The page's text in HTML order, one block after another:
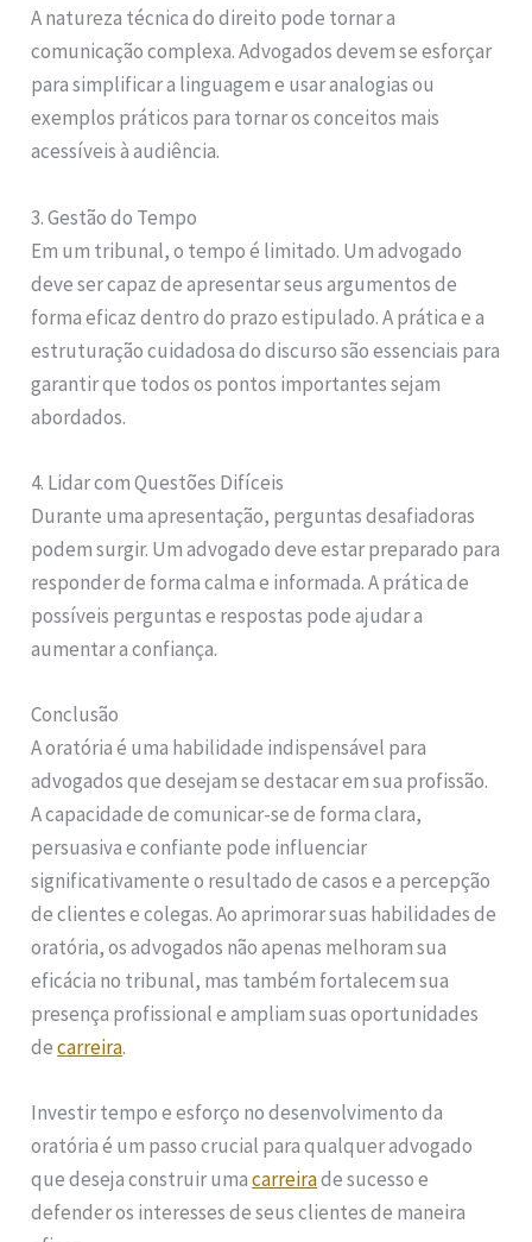
A natureza técnica do direito pode tornar a
comunicação complexa. Advogados devem se esforçar
para simplificar a linguagem e usar analogias ou
exemplos práticos para tornar os conceitos mais
acessíveis à audiência.
3. Gestão do Tempo
Em um tribunal, o tempo é limitado. Um advogado
deve ser capaz de apresentar seus argumentos de
forma eficaz dentro do prazo estipulado. A prática e a
estruturação cuidadosa do discurso são essenciais para
garantir que todos os pontos importantes sejam
abordados.
4. Lidar com Questões Difíceis
Durante uma apresentação, perguntas desafiadoras
podem surgir. Um advogado deve estar preparado para
responder de forma calma e informada. A prática de
possíveis perguntas e respostas pode ajudar a
aumentar a confiança.
Conclusão
A oratória é uma habilidade indispensável para
advogados que desejam se destacar em sua profissão.
A capacidade de comunicar-se de forma clara,
persuasiva e confiante pode influenciar
significativamente o resultado de casos e a percepção
de clientes e colegas. Ao aprimorar suas habilidades de
oratória, os advogados não apenas melhoram sua
eficácia no tribunal, mas também fortalecem sua
presença profissional e ampliam suas oportunidades
decarreira.
Investir tempo e esforço no desenvolvimento da
oratória é um passo crucial para qualquer advogado
que deseja construir umacarreirade sucesso e
defender os interesses de seus clientes de maneira